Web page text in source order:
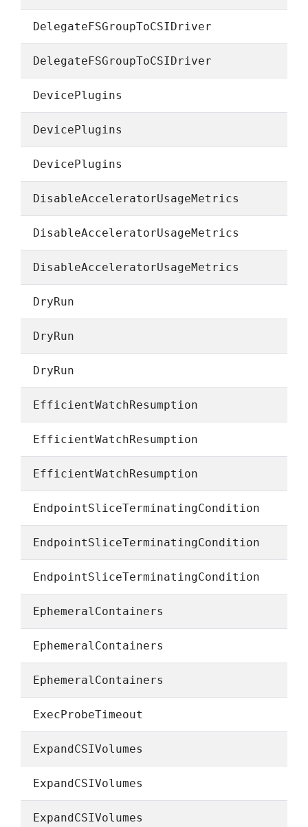
DelegateFSGroupToCSIDriver
DelegateFSGroupToCSIDriver
DevicePlugins
DevicePlugins
DevicePlugins
DisableAcceleratorUsageMetrics
DisableAcceleratorUsageMetrics
DisableAcceleratorUsageMetrics
DryRun
DryRun
DryRun
EfficientWatchResumption
EfficientWatchResumption
EfficientWatchResumption
EndpointSliceTerminatingCondition
EndpointSliceTerminatingCondition
EndpointSliceTerminatingCondition
EphemeralContainers
EphemeralContainers
EphemeralContainers
ExecProbeTimeout
ExpandCSIVolumes
ExpandCSIVolumes
ExpandCSIVolumes